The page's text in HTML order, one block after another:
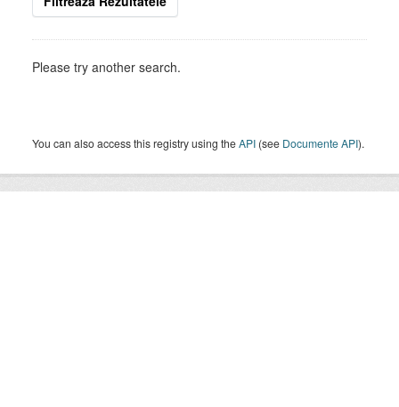
Please try another search.
You can also access this registry using theAPI (see Documente API).